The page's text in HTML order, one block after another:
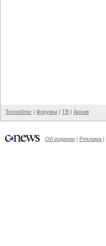
Техноблог | Форумы | ТВ | Архив
Об издании | Реклама |